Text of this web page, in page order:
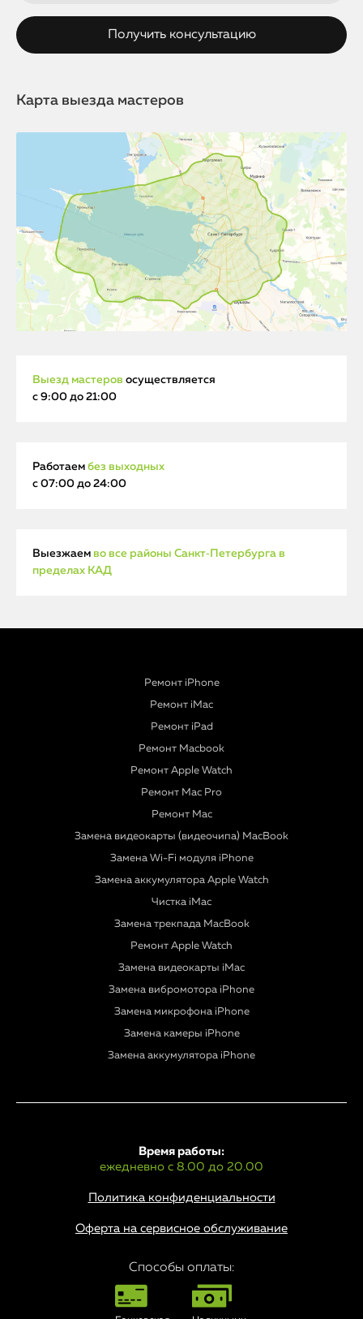
Карта выезда мастеров
Выезд мастеров осуществляется
с 9:00 до 21:00
Работаем без выходных
с 07:00 до 24:00
Выезжаем во все районы Санкт‑Петербурга в
пределах КАД
Ремонт iPhone
Ремонт iMac
Ремонт iPad
Ремонт Macbook
Ремонт Apple Watch
Ремонт Mac Pro
Ремонт Mac
Замена видеокарты (видеочипа) MacBook
Замена Wi-Fi модуля iPhone
Замена аккумулятора Apple Watch
Чистка iMac
Замена трекпада MacBook
Ремонт Apple Watch
Замена видеокарты iMac
Замена вибромотора iPhone
Замена микрофона iPhone
Замена камеры iPhone
Замена аккумулятора iPhone
Политика конфиденциальности
Время работы:
ежедневно с 8.00 до 20.00
Оферта на сервисное обслуживание
Способы оплаты: